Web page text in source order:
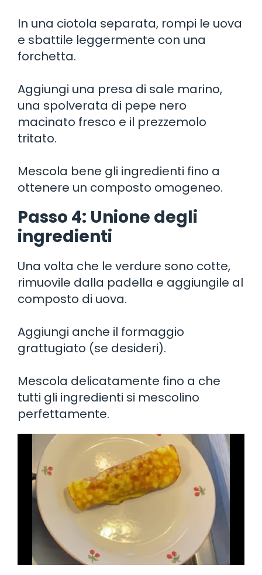
In una ciotola separata, rompi le uova
e sbattile leggermente con una
forchetta.
Aggiungi una presa di sale marino,
una spolverata di pepe nero
macinato fresco e il prezzemolo
tritato.
Mescola bene gli ingredienti fino a
ottenere un composto omogeneo.
Passo 4: Unione degli
ingredienti
Una volta che le verdure sono cotte,
rimuovile dalla padella e aggiungile al
composto di uova.
Aggiungi anche il formaggio
grattugiato (se desideri).
Mescola delicatamente fino a che
tutti gli ingredienti si mescolino
perfettamente.